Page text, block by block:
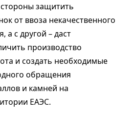
защитить
от ввоза некачественного
а с другой – даст
производство
и создать необходимые
обращения
и камней на
ЕАЭС.